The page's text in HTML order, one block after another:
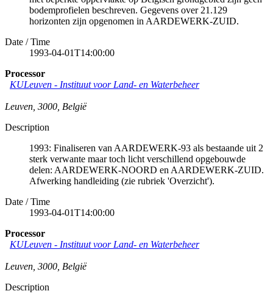
bodemprofielen beschreven. Gegevens over 21.129
horizonten zijn opgenomen in AARDEWERK-ZUID.
Date / Time
1993-04-01T14:00:00
Processor
KULeuven - Instituut voor Land- en Waterbeheer
Leuven 3000 België
Description
1993: Finaliseren van AARDEWERK-93 als bestaande uit 2
sterk verwante maar toch licht verschillend opgebouwde
delen: AARDEWERK-NOORD en AARDEWERK-ZUID.
Afwerking handleiding (zie rubriek 'Overzicht').
Date / Time
1993-04-01T14:00:00
Processor
KULeuven - Instituut voor Land- en Waterbeheer
Leuven 3000 België
Description